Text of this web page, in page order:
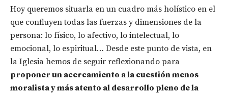
Hoy queremos situarla en un cuadro más holístico en el
que confluyen todas las fuerzas y dimensiones de la
persona: lo físico, lo afectivo, lo intelectual, lo
emocional, lo espiritual… Desde este punto de vista, en
la Iglesia hemos de seguir reflexionando para
proponer un acercamiento a la cuestión menos
moralista y más atento al desarrollo pleno de la